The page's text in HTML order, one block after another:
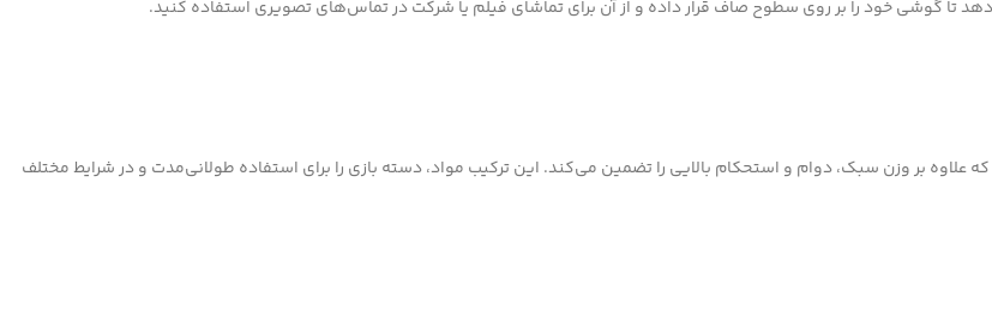
تا گوشی خود را بر روی سطوح صاف قرار داده و از آن برای تماشای فیلم یا شرکت در تماس‌های تصویری استفاده کنید.
علاوه بر وزن سبک، دوام و استحکام بالایی را تضمین می‌کند. این ترکیب مواد، دسته بازی را برای استفاده طولانی‌مدت و در شرایط مختلف